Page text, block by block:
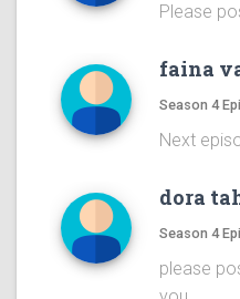
Please
faina
Season 4
Next
dora
Season 4
please